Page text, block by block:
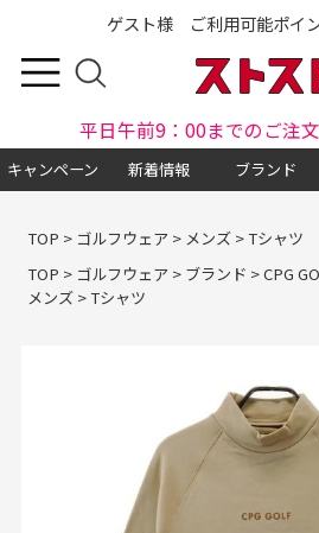
ゲスト様 ご利用可能ポイ
平日午前9：00までのご注
キャンペーン 新着情報 ブランド
TOP > ゴルフウェア > メンズ> Tシャツ
TOP > ゴルフウェア > ブランド >CPG
メンズ> Tシャツ